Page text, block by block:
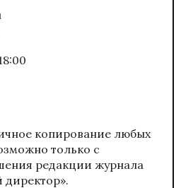
копирование любых
только с
редакции журнала